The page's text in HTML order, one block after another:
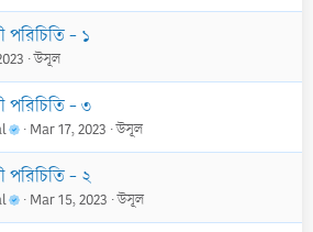
পরিচিতি - ১
উসূল
পরিচিতি - ৩
Mar 17, 2023 উসূল
পরিচিতি - ২
Mar 15, 2023 উসূল